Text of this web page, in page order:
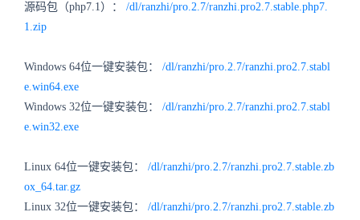
源码包（php7.1）： /dl/ranzhi/pro.2.7/ranzhi.pro2.7.stable.php7.
1.zip
Windows 64位一键安装包： /dl/ranzhi/pro.2.7/ranzhi.pro2.7.stabl
e.win64.exe
Windows 32位一键安装包： /dl/ranzhi/pro.2.7/ranzhi.pro2.7.stabl
e.win32.exe
Linux 64位一键安装包： /dl/ranzhi/pro.2.7/ranzhi.pro2.7.stable.zb
ox_64.tar.gz
Linux 32位一键安装包： /dl/ranzhi/pro.2.7/ranzhi.pro2.7.stable.zb